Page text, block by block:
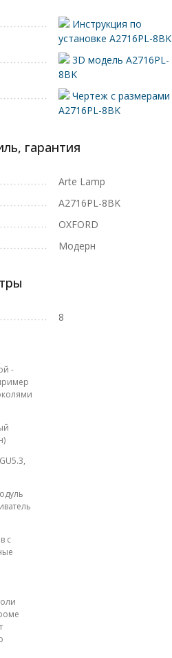
Инструкция по
установке A2716PL-8BK
3D модель A2716PL-
8BK
Чертеж с размерами
A2716PL-8BK
гарантия
Arte Lamp
A2716PL-8BK
OXFORD
Модерн
8
-
с